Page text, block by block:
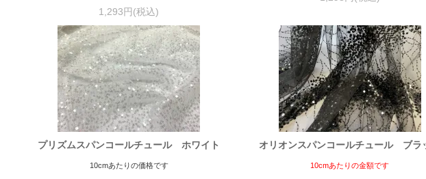
1,293円(税込)
プリズムスパンコールチュール ホワイト
10cmあたりの価格です
オリオンスパンコールチュール ブラ
10cmあたりの金額です